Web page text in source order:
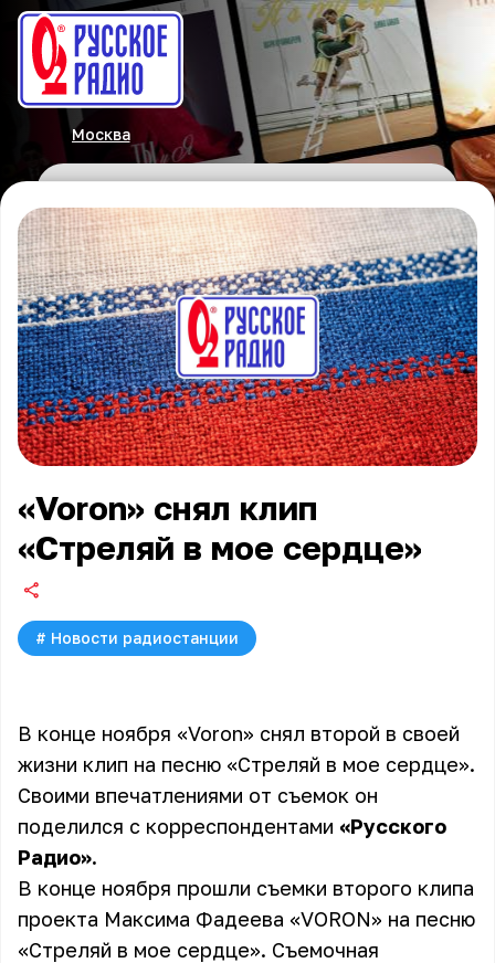
Москва
«Voron» снял клип
«Стреляй в мое сердце»
# Новости радиостанции
В конце ноября «Voron» снял второй в своей
жизни клип на песню «Стреляй в мое сердце».
Своими впечатлениями от съемок он
поделился с корреспондентами «Русского
Радио».
В конце ноября прошли съемки второго клипа
проекта Максима Фадеева «VORON» на песню
«Стреляй в мое сердце». Съемочная